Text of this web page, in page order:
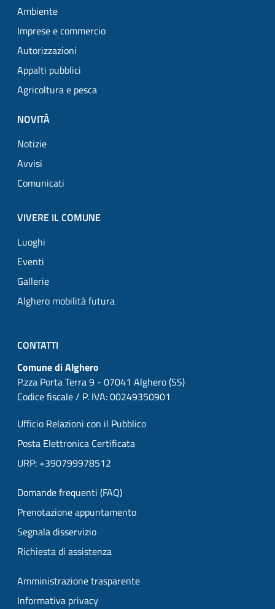
Ambiente
Imprese e commercio
Autorizzazioni
Appalti pubblici
Agricoltura e pesca
NOVITÀ
Notizie
Avvisi
Comunicati
VIVERE IL COMUNE
Luoghi
Eventi
Gallerie
Alghero mobilità futura
CONTATTI
Comune di Alghero
P.zza Porta Terra 9 - 07041 Alghero (SS)
Codice fiscale / P. IVA: 00249350901
Ufficio Relazioni con il Pubblico
Posta Elettronica Certificata
URP: +390799978512
Domande frequenti (FAQ)
Prenotazione appuntamento
Segnala disservizio
Richiesta di assistenza
Amministrazione trasparente
Informativa privacy